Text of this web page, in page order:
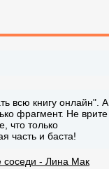
всю книгу онлайн". А
фрагмент. Не врите
что только
часть и баста!
соседи - Лина Мак